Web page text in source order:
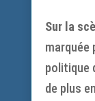
Sur la
marquée
politique
de plus